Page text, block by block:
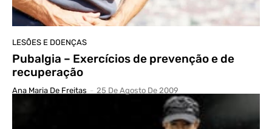
LESÕES E DOENÇAS
Pubalgia – Exercícios de prevenção e de
recuperação
Ana Maria De Freitas - 25 De Agosto De 2009